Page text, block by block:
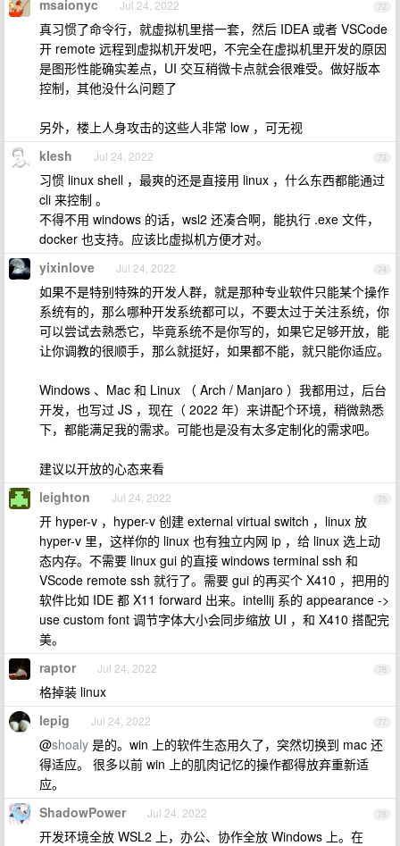
72
msaionyc Jul 24, 2022
真习惯了命令行，就虚拟机里搭一套，然后 IDEA 或者 VSCode
开 remote 远程到虚拟机开发吧，不完全在虚拟机里开发的原因
是图形性能确实差点，UI 交互稍微卡点就会很难受。做好版本
控制，其他没什么问题了
另外，楼上人身攻击的这些人非常 low ，可无视
73
klesh Jul 24, 2022
习惯 linux shell ，最爽的还是直接用 linux ，什么东西都能通过
cli 来控制 。
不得不用 windows 的话，wsl2 还凑合啊，能执行 .exe 文件，
docker 也支持。应该比虚拟机方便才对。
74
yixinlove Jul 24, 2022
如果不是特别特殊的开发人群，就是那种专业软件只能某个操作
系统有的，那么哪种开发系统都可以，不要太过于关注系统，你
可以尝试去熟悉它，毕竟系统不是你写的，如果它足够开放，能
让你调教的很顺手，那么就挺好，如果都不能，就只能你适应。
Windows 、Mac 和 Linux （ Arch / Manjaro ）我都用过，后台
开发，也写过 JS ，现在（ 2022 年）来讲配个环境，稍微熟悉
下，都能满足我的需求。可能也是没有太多定制化的需求吧。
建议以开放的心态来看
75
leighton Jul 24, 2022
开 hyper-v ，hyper-v 创建 external virtual switch ，linux 放
hyper-v 里，这样你的 linux 也有独立内网 ip ，给 linux 选上动
态内存。不需要 linux gui 的直接 windows terminal ssh 和
VScode remote ssh 就行了。需要 gui 的再买个 X410 ，把用的
软件比如 IDE 都 X11 forward 出来。intellij 系的 appearance ->
use custom font 调节字体大小会同步缩放 UI ，和 X410 搭配完
美。
76
raptor Jul 24, 2022
格掉装 linux
77
lepig Jul 24, 2022
@shoaly 是的。win 上的软件生态用久了，突然切换到 mac 还
得适应。 很多以前 win 上的肌肉记忆的操作都得放弃重新适
应。
78
ShadowPower Jul 24, 2022
开发环境全放 WSL2 上，办公、协作全放 Windows 上。在